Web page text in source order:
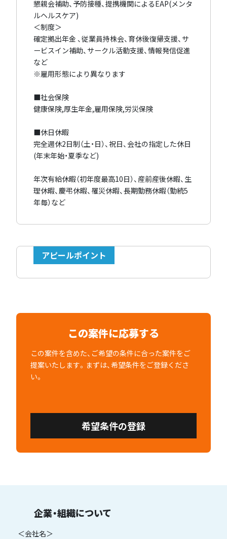
懇親会補助、予防接種、提携機関によるEAP(メンタ
ルヘルスケア)
＜制度＞
確定拠出年金 、従業員持株会、育休後復帰支援、サ
ービスイン補助、サークル活動支援、情報発信促進
など
※雇用形態により異なります
■社会保険
健康保険,厚生年金,雇用保険,労災保険
■休日休暇
完全週休2日制（土・日）、祝日、会社の指定した休日
(年末年始・夏季など)
年次有給休暇（初年度最高10日）、産前産後休暇、生
理休暇、慶弔休暇、罹災休暇、長期勤務休暇（勤続5
年毎）など
アピールポイント
この案件に応募する
この案件を含めた、ご希望の条件に合った案件をご
提案いたします。まずは、希望条件をご登録くださ
い。
希望条件の登録
企業・組織について
＜会社名＞